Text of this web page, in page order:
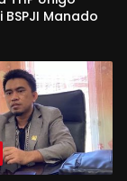
Manado